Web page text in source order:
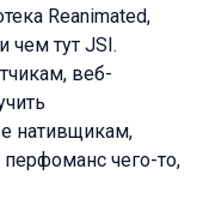
Reanimated,
чем тут JSI.
веб-
нативщикам,
чего-то,